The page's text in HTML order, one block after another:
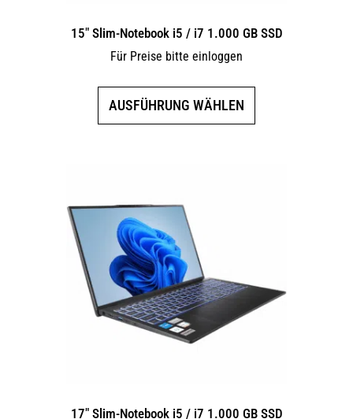
15″ Slim-Notebook i5 / i7 1.000 GB SSD
Für Preise bitte einloggen
AUSFÜHRUNG WÄHLEN
der
17″ Slim-Notebook i5 / i7 1.000 GB SSD